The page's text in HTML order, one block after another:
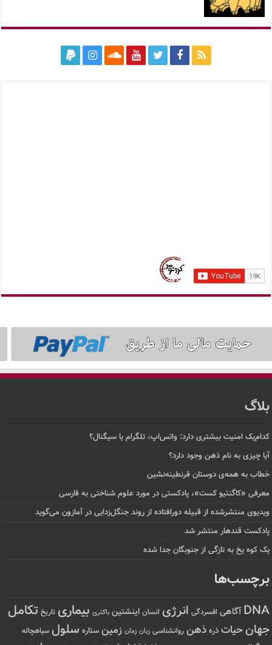
بلاگ
کدام‌یک امنیت بیشتری دارد: واتس‌اپ، تلگرام یا سیگنال؟
آیا چیزی به نام ذهن وجود دارد؟
خطاب به همه‌ی دوستان قرنطینه‌نشین
معرفی «کاگنتیو کست»، پادکستی در مورد علوم شناختی به فارسی
ویدیوی منتشرشده از قبیله دورافتاده‌ از روند جنگل‌زدایی در آمازون می‌گوید
پادکست قندهار منتشر شد
یک کوه یخ به تازگی از جنوبگان جدا شده
برچسب‌ها
DNA آگاهی افسردگی انرژی انسان اینشتین باکتری بیماری تاریخ تکامل
جهانحیات ذره ذهن روانشناسی زبان زمان زمین ستاره سلول سیاهچاله